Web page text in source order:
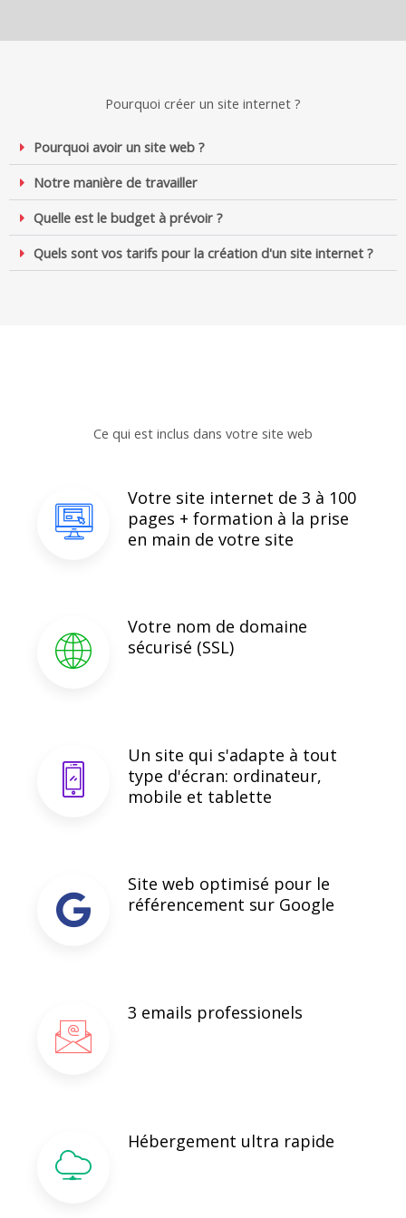
Pourquoi créer un site internet ?
Pourquoi avoir un site web ?
Notre manière de travailler
Quelle est le budget à prévoir ?
Quels sont vos tarifs pour la création d'un site internet ?
Ce qui est inclus dans votre site web
Votre site internet de 3 à 100
pages + formation à la prise
en main de votre site
Votre nom de domaine
sécurisé (SSL)
Un site qui s'adapte à tout
type d'écran: ordinateur,
mobile et tablette
Site web optimisé pour le
référencement sur Google
3 emails professionels
Hébergement ultra rapide